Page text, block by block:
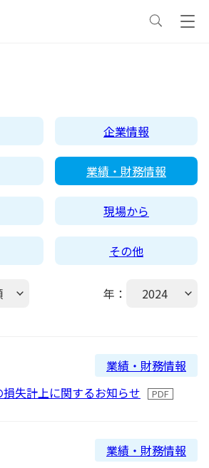
企業情報
業績・財務情報
現場から
その他
年： 2024
2026
2025
2023
業績・財務情報
失計上に関するお知らせ
業績・財務情報